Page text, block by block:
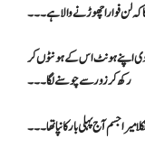
کہ لن فوارا چھوڑنے والا ہے۔۔۔
دی اپنے ہونٹ اس کے ہونٹوں کر
رکھ کر زور سے چوسنے لگا۔۔۔
جسم آج پہلی بار کانپا تھا ۔۔۔